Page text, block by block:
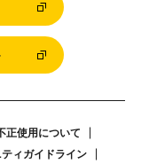
正使用について
ィガイドライン